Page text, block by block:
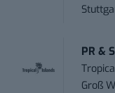
PR &
Groß